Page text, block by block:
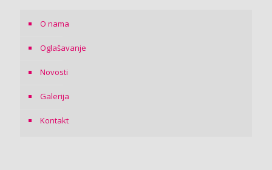
O nama
Oglašavanje
Novosti
Galerija
Kontakt